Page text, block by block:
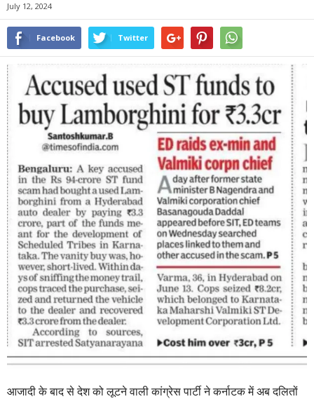
July 12, 2024
Facebook Twitter
आजादी के बाद से देश को लूटने वाली कांग्रेस पार्टी ने कर्नाटक में अब दलितों